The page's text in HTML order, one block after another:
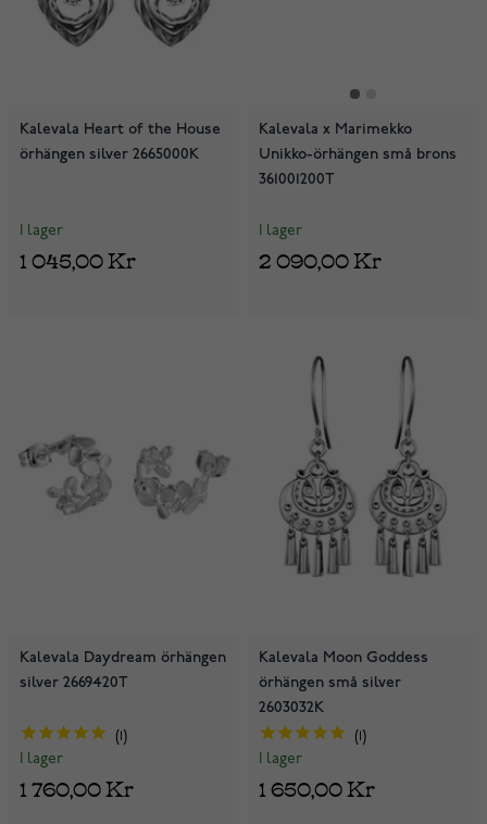
Kalevala Heart of the House
örhängen silver 2665000K
I lager
1 045,00 Kr
Kalevala x Marimekko
Unikko-örhängen små brons
361001200T
I lager
2 090,00 Kr
Kalevala Daydream örhängen
silver 2669420T
I lager
1 760,00 Kr
Kalevala Moon Goddess
örhängen små silver
2603032K
I lager
1 650,00 Kr